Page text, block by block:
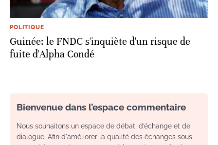
POLITIQUE
Guinée: le FNDC s'inquiète d'un risque de
fuite d'Alpha Condé
Bienvenue dans l’espace commentaire
Nous souhaitons un espace de débat, d’échange et de
dialogue. Afin d'améliorer la qualité des échanges sous